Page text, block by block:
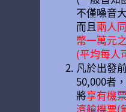
不僅噪音
而且兩人
幣一萬元
(平均每人
凡於出發
50,000者，
將享有機
濟艙機票(